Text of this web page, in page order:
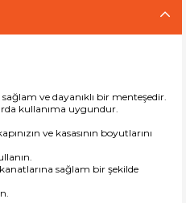
ve dayanıklı bir menteşedir.
kullanıma uygundur.
ve kasasının boyutlarını
kanatlarına sağlam bir şekilde